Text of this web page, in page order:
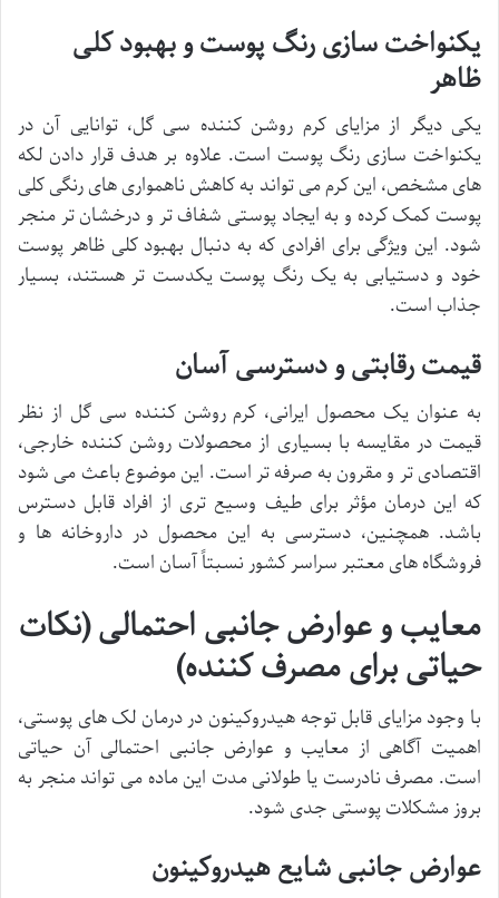
یکنواخت سازی رنگ پوست و بهبود کلی
ظاهر
یکی دیگر از مزایای کرم روشن کننده سی گل، توانایی آن در
یکنواخت سازی رنگ پوست است. علاوه بر هدف قرار دادن لکه
های مشخص، این کرم می تواند به کاهش ناهمواری های رنگی کلی
پوست کمک کرده و به ایجاد پوستی شفاف تر و درخشان تر منجر
شود. این ویژگی برای افرادی که به دنبال بهبود کلی ظاهر پوست
خود و دستیابی به یک رنگ پوست یکدست تر هستند، بسیار
جذاب است.
قیمت رقابتی و دسترسی آسان
به عنوان یک محصول ایرانی، کرم روشن کننده سی گل از نظر
قیمت در مقایسه با بسیاری از محصولات روشن کننده خارجی،
اقتصادی تر و مقرون به صرفه تر است. این موضوع باعث می شود
که این درمان مؤثر برای طیف وسیع تری از افراد قابل دسترس
باشد. همچنین، دسترسی به این محصول در داروخانه ها و
فروشگاه های معتبر سراسر کشور نسبتاً آسان است.
معایب و عوارض جانبی احتمالی (نکات
حیاتی برای مصرف کننده)
با وجود مزایای قابل توجه هیدروکینون در درمان لک های پوستی،
اهمیت آگاهی از معایب و عوارض جانبی احتمالی آن حیاتی
است. مصرف نادرست یا طولانی مدت این ماده می تواند منجر به
بروز مشکلات پوستی جدی شود.
عوارض جانبی شایع هیدروکینون